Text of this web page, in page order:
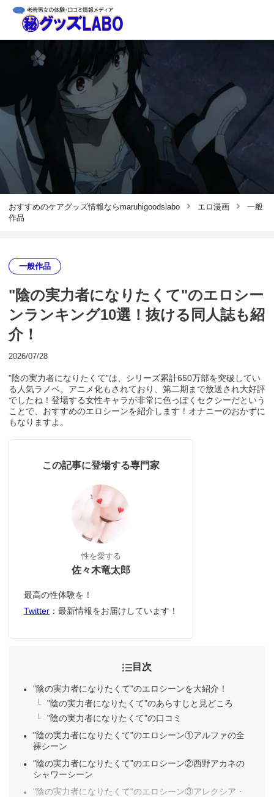
おすすめのケアグッズ情報ならmaruhigoodslabo エロ漫画
一般
作品
一般作品
"陰の実力者になりたくて"のエロシー
ンランキング10選！抜ける同人誌も紹
介！
2026/07/28
”陰の実力者になりたくて”は、シリーズ累計650万部を突破してい
る人気ラノベ。アニメ化もされており、第二期まで放送され大好評
でしたね！登場する女性キャラが非常に色っぽくセクシーだという
ことで、おすすめのエロシーンを紹介します！オナニーのおかずに
もなりますよ。
この記事に登場する専門家
性を愛する
佐々木竜太郎
最高の性体験を！
Twitter ：最新情報をお届けしています！
目次
"陰の実力者になりたくて"のエロシーンを大紹介！
"陰の実力者になりたくて"のあらすじと見どころ
"陰の実力者になりたくて"の口コミ
"陰の実力者になりたくて"のエロシーン①アルファの全
裸シーン
"陰の実力者になりたくて"のエロシーン②西野アカネの
シャワーシーン
"陰の実力者になりたくて"のエロシーン③アレクシア・